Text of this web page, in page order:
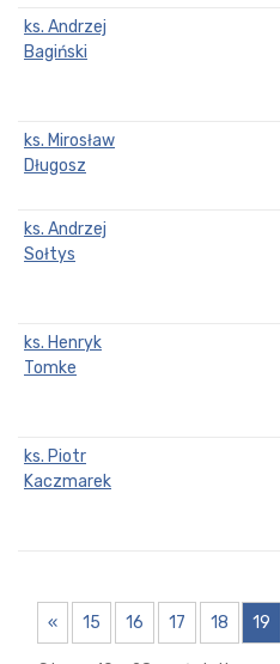
ks. Andrzej
Bagiński
ks. Mirosław
Długosz
ks. Andrzej
Sołtys
ks. Henryk
Tomke
ks. Piotr
Kaczmarek
« 15 16 17 18 19